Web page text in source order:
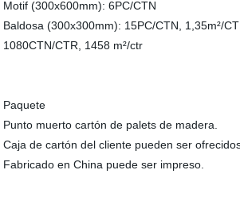
Motif (300x600mm): 6PC/CTN
Baldosa (300x300mm): 15PC/CTN, 1,35m²/
1080CTN/CTR, 1458 m²/ctr
Paquete
Punto muerto cartón de palets de madera.
Caja de cartón del cliente pueden ser
Fabricado en China puede ser impreso.